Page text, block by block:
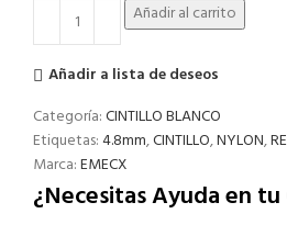
Añadir al carrito
Añadir a lista de deseos
Categoría:CINTILLO BLANCO
Etiquetas:4.8mm,CINTILLO,NYLON,
Marca:EMECX
¿Necesitas Ayuda en